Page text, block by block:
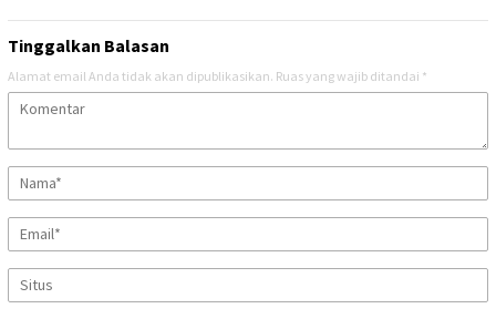
Tinggalkan Balasan
Alamat email Anda tidak akan dipublikasikan. Ruas yang wajib ditandai *